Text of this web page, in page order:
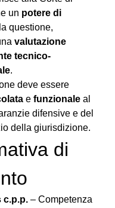
un potere di
questione,
valutazione
tecnico-
.
e funzionale al
difensive e del
della giurisdizione.
di
c.p.p. – Competenza